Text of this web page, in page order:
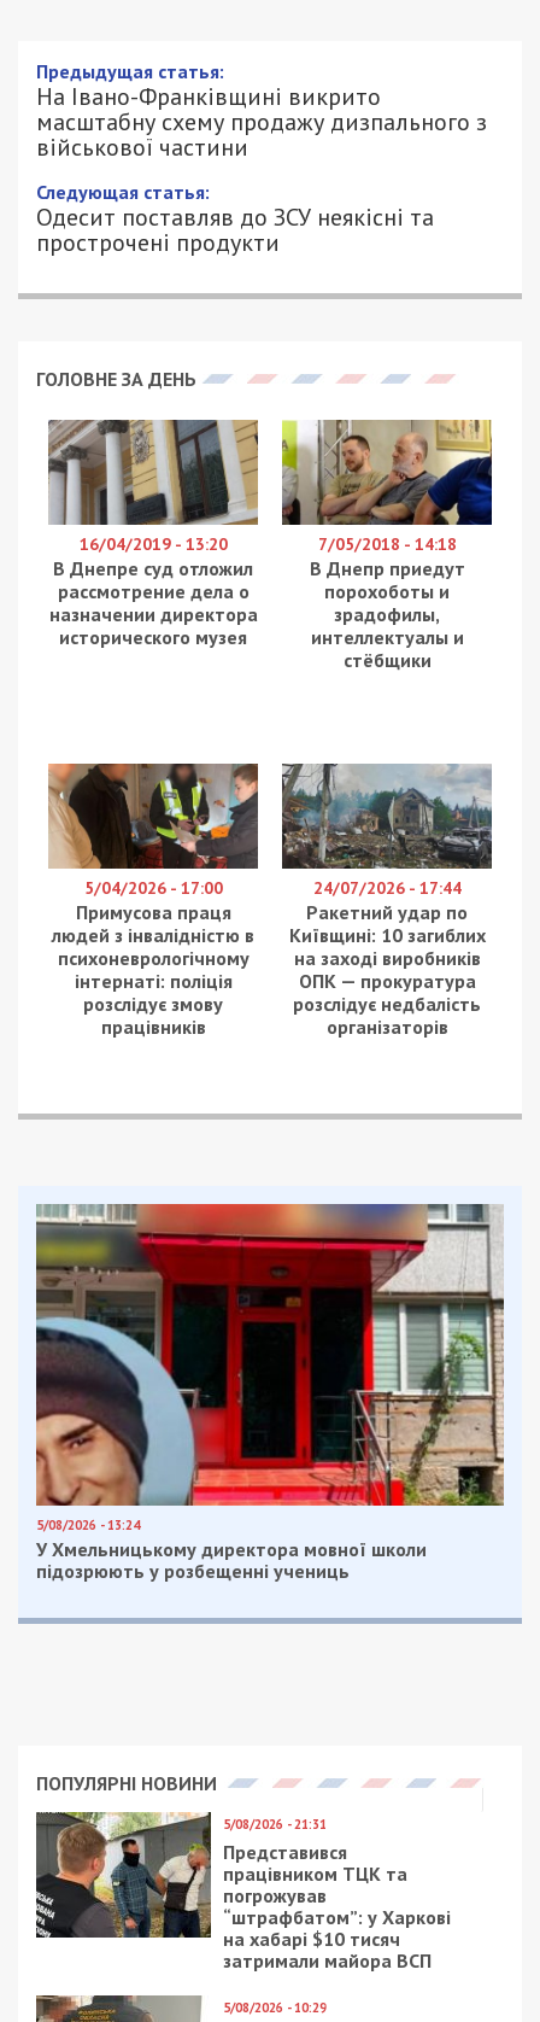
Предыдущая статья:
На Івано-Франківщині викрито
масштабну схему продажу дизпального з
військової частини
Следующая статья:
Одесит поставляв до ЗСУ неякісні та
прострочені продукти
ГОЛОВНЕ ЗА ДЕНЬ
16/04/2019 - 13:20
В Днепре суд отложил
рассмотрение дела о
назначении директора
исторического музея
7/05/2018 - 14:18
В Днепр приедут
порохоботы и
зрадофилы,
интеллектуалы и
стёбщики
5/04/2026 - 17:00
Примусова праця
людей з інвалідністю в
психоневрологічному
інтернаті: поліція
розслідує змову
працівників
24/07/2026 - 17:44
Ракетний удар по
Київщині: 10 загиблих
на заході виробників
ОПК — прокуратура
розслідує недбалість
організаторів
5/08/2026 - 13:24
У Хмельницькому директора мовної школи
підозрюють у розбещенні учениць
ПОПУЛЯРНІ НОВИНИ
5/08/2026 - 21:31
Представився
працівником ТЦК та
погрожував
“штрафбатом”: у Харкові
на хабарі $10 тисяч
затримали майора ВСП
5/08/2026 - 10:29